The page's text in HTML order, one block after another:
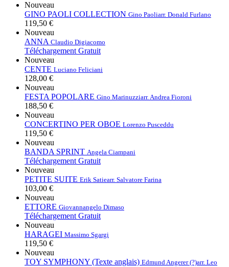
Nouveau
GINO PAOLI COLLECTION Gino Paoliarr. Donald Furlano
119,50 €
Nouveau
ANNA Claudio Digiacomo
Téléchargement Gratuit
Nouveau
CENTE Luciano Feliciani
128,00 €
Nouveau
FESTA POPOLARE Gino Marinuzziarr. Andrea Fioroni
188,50 €
Nouveau
CONCERTINO PER OBOE Lorenzo Pusceddu
119,50 €
Nouveau
BANDA SPRINT Angela Ciampani
Téléchargement Gratuit
Nouveau
PETITE SUITE Erik Satiearr. Salvatore Farina
103,00 €
Nouveau
ETTORE Giovannangelo Dimaso
Téléchargement Gratuit
Nouveau
HARAGEI Massimo Sgargi
119,50 €
Nouveau
TOY SYMPHONY (Texte anglais) Edmund Angerer (?)arr. Leo